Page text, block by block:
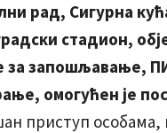
рад, Сигурна
стадион,
за запошљавање,
омогућен је
приступ